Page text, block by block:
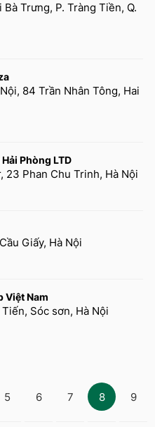
Trưng, P. Tràng Tiền, Q.
84 Trần Nhân Tông, Hai
Phòng LTD
23 Phan Chu Trinh, Hà Nội
Giấy, Hà Nội
Việt Nam
Sóc sơn, Hà Nội
5 6 7 8 9